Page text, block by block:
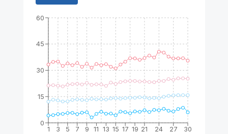
1 3 5 7 9 11 13 15 17 19 21 24 27 30
0
15
30
45
60